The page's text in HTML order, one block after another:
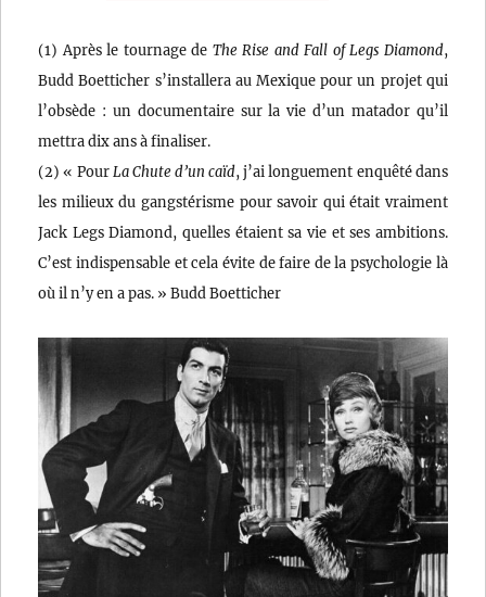
(1) Après le tournage de The Rise and Fall of Legs Diamond,
Budd Boetticher s’installera au Mexique pour un projet qui
l’obsède : un documentaire sur la vie d’un matador qu’il
mettra dix ans à finaliser.
(2) « Pour La Chute d’un caïd, j’ai longuement enquêté dans
les milieux du gangstérisme pour savoir qui était vraiment
Jack Legs Diamond, quelles étaient sa vie et ses ambitions.
C’est indispensable et cela évite de faire de la psychologie là
où il n’y en a pas. » Budd Boetticher